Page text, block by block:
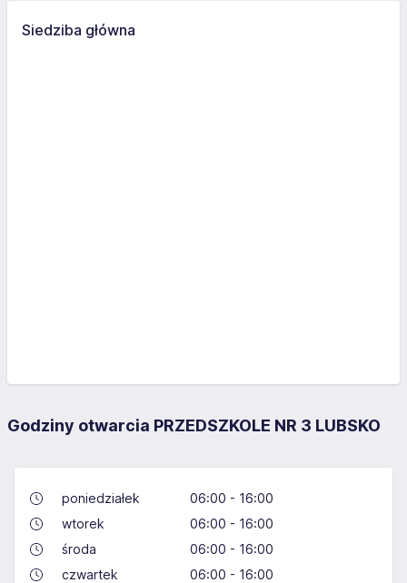
Siedziba główna
Godziny otwarcia PRZEDSZKOLE NR 3 LUBSKO
poniedziałek
06:00 - 16:00
wtorek
06:00 - 16:00
środa
06:00 - 16:00
czwartek
06:00 - 16:00